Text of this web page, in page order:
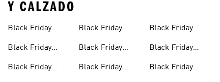
Y CALZADO
Black Friday
Black Friday
Hombre
Black Friday
Black Friday
Black Friday
Black Friday
Black Friday
Black Friday
Para Tenis
Black Friday